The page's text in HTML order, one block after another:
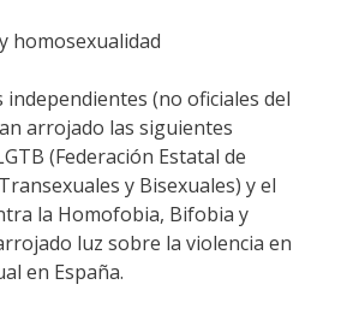
independientes (no oficiales del
arrojado las siguientes
(Federación Estatal de
y Bisexuales) y el
la Homofobia, Bifobia y
luz sobre la violencia en
en España.